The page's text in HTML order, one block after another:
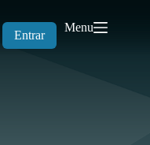
Entrar
Menu